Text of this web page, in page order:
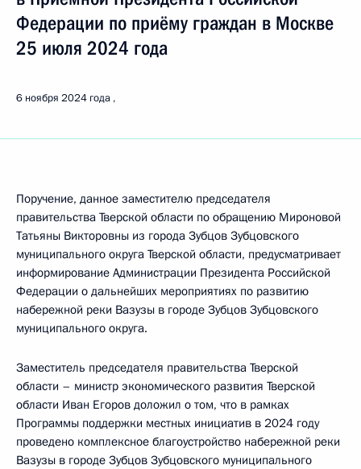
Федерации по приёму граждан в Москве
25 июля 2024 года
6 ноября 2024 года
Поручение, данное заместителю председателя
правительства Тверской области по обращению Мироновой
Татьяны Викторовны из города Зубцов Зубцовского
муниципального округа Тверской области, предусматривает
информирование Администрации Президента Российской
Федерации о дальнейших мероприятиях по развитию
набережной реки Вазузы в городе Зубцов Зубцовского
муниципального округа.
Заместитель председателя правительства Тверской
области – министр экономического развития Тверской
области Иван Егоров доложил о том, что в рамках
Программы поддержки местных инициатив в 2024 году
проведено комплексное благоустройство набережной реки
Вазузы в городе Зубцов Зубцовского муниципального